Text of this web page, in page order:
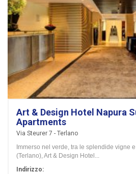
Art & Design Hotel Napura
Apartments
Via Steurer 7 - Terlano
Immerso nel verde, tra le splendide vigne
(Terlano), Art & Design Hotel...
Indirizzo: